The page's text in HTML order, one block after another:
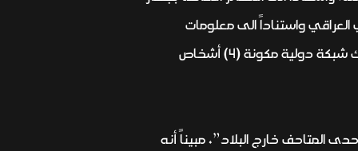
واستناداً الى معلومات
استخبارية دقيقة، تمكن ابطال جهاز المخابرات وبالتنسيق مع الأجهزة الأمنية من تنفيذ عملية حيث تم تفكيك شبكة دولية مكونة (4) أشخاص
المتاحف خارج البلاد”، مبيناً أنه